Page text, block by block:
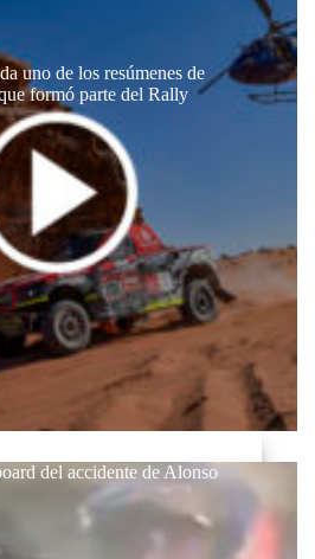
uno de los resúmenes de
formó parte del Rally
del accidente de Alonso